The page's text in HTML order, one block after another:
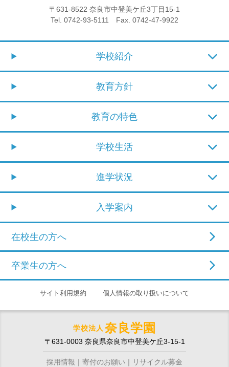
〒631-8522 奈良市中登美ケ丘3丁目15-1
Tel. 0742-93-5111 Fax. 0742-47-9922
学校紹介
教育方針
教育の特色
学校生活
進学状況
入学案内
在校生の方へ
卒業生の方へ
サイト利用規約 個人情報の取り扱いについて
学校法人 奈良学園
〒631-0003 奈良県奈良市中登美ケ丘3-15-1
採用情報 寄付のお願い リサイクル募金